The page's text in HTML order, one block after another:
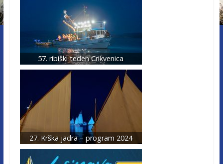
57. ribiški teden Crikvenica
27. Krška jadra – program 2024